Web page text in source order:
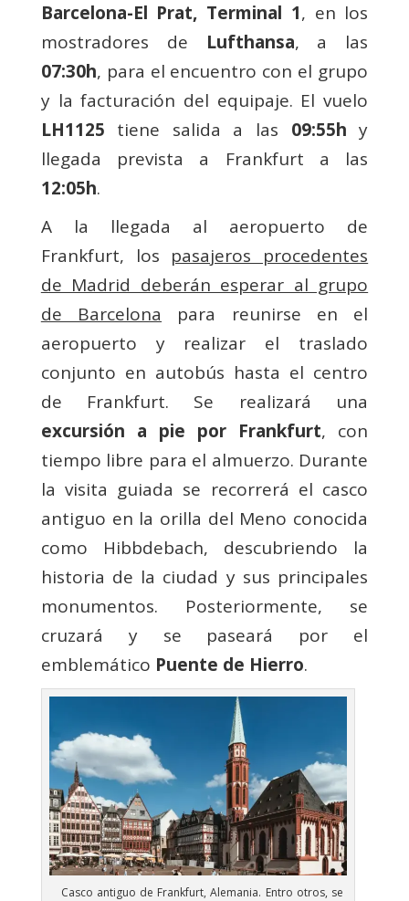
Barcelona-El Prat, Terminal 1, en los
mostradores de Lufthansa, a las
07:30h, para el encuentro con el grupo
y la facturación del equipaje. El vuelo
LH1125 tiene salida a las 09:55h y
llegada prevista a Frankfurt a las
12:05h.
A la llegada al aeropuerto de
Frankfurt, los pasajeros procedentes
de Madrid deberán esperar al grupo
de Barcelona para reunirse en el
aeropuerto y realizar el traslado
conjunto en autobús hasta el centro
de Frankfurt. Se realizará una
excursión a pie por Frankfurt, con
tiempo libre para el almuerzo. Durante
la visita guiada se recorrerá el casco
antiguo en la orilla del Meno conocida
como Hibbdebach, descubriendo la
historia de la ciudad y sus principales
monumentos. Posteriormente, se
cruzará y se paseará por el
emblemático Puente de Hierro.
Casco antiguo de Frankfurt, Alemania. Entro otros, se